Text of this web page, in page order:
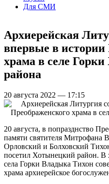
Для СМИ
Архиерейская
впервые в истории
храма в селе
района
20 августа 2022 — 17:15
20 августа, в попразднство
памяти святителя Митрофана
Орловский и Болховский
посетил Хотынецкий район. В
села Горки Владыка Тихон
храма архиерейское